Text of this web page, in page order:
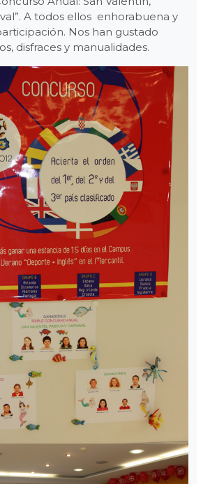
A todos ellos enhorabuena y
Nos han gustado
disfraces y manualidades.